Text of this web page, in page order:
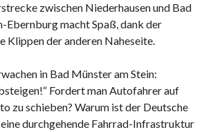
zwischen Niederhausen und Bad
Ebernburg macht Spaß, dank der
Klippen der anderen Naheseite.
in Bad Münster am Stein:
Fordert man Autofahrer auf
zu schieben? Warum ist der Deutsche
durchgehende Fahrrad-Infrastruktur